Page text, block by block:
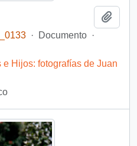
· Documento ·
e Hijos: fotografías de Juan